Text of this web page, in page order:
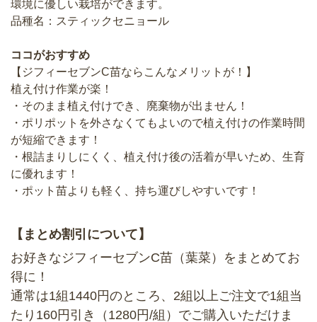
環境に優しい栽培ができます。
品種名：スティックセニョール
ココがおすすめ
【ジフィーセブンC苗ならこんなメリットが！】
植え付け作業が楽！
・そのまま植え付けでき、廃棄物が出ません！
・ポリポットを外さなくてもよいので植え付けの作業時間
が短縮できます！
・根詰まりしにくく、植え付け後の活着が早いため、生育
に優れます！
・ポット苗よりも軽く、持ち運びしやすいです！
【まとめ割引について】
お好きなジフィーセブンC苗（葉菜）をまとめてお
得に！
通常は1組1440円のところ、2組以上ご注文で1組当
たり160円引き（1280円/組）でご購入いただけま